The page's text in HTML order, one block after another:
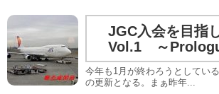
JGC入会を目指
Vol.1 ～
今年も1月が終わろうとしてい
の更新となる。まぁ昨年...